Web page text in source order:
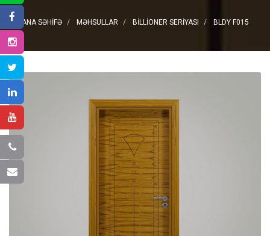
ANA SƏHIFƏ MƏHSULLAR BILLIONER SERIYASI BLDY F015